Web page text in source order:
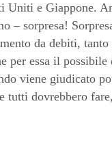
Uniti e Giappone.
– sorpresa!
da debiti,
per essa il possibile
viene giudicato
tutti dovrebbero